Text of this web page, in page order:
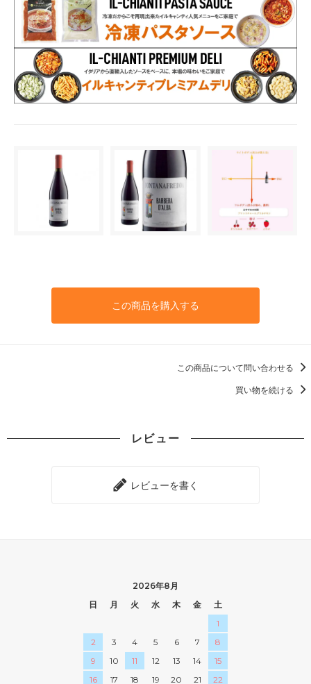
この商品を購入する
この商品について問い合わせる
買い物を続ける
レビュー
レビューを書く
2026年8月
日
月 火 水 木 金
土
1
2
3 4 5 6 7
8
9
10 11 12 13 14
15
16
17 18 19 20 21
22